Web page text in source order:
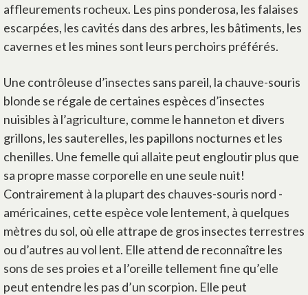
affleurements rocheux. Les pins ponderosa, les falaises
escarpées, les cavités dans des arbres, les bâtiments, les
cavernes et les mines sont leurs perchoirs préférés.
Une contrôleuse d’insectes sans pareil, la chauve-souris
blonde se régale de certaines espèces d’insectes
nuisibles à l’agriculture, comme le hanneton et divers
grillons, les sauterelles, les papillons nocturnes et les
chenilles. Une femelle qui allaite peut engloutir plus que
sa propre masse corporelle en une seule nuit!
Contrairement à la plupart des chauves-souris nord -
américaines, cette espèce vole lentement, à quelques
mètres du sol, où elle attrape de gros insectes terrestres
ou d’autres au vol lent. Elle attend de reconnaître les
sons de ses proies et a l’oreille tellement fine qu’elle
peut entendre les pas d’un scorpion. Elle peut